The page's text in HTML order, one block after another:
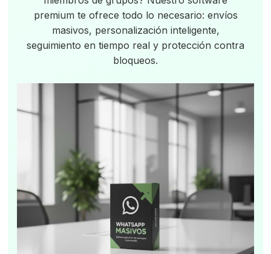
premium te ofrece todo lo necesario: envíos
masivos, personalización inteligente,
seguimiento en tiempo real y protección contra
bloqueos.